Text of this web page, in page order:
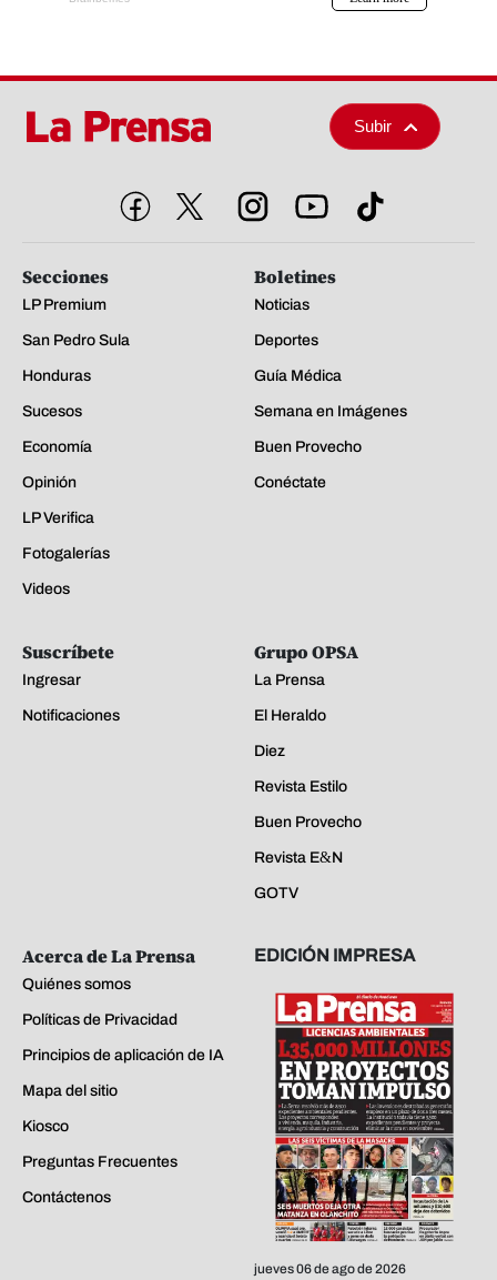
Subir
Secciones
LP Premium
San Pedro Sula
Honduras
Sucesos
Economía
Opinión
LP Verifica
Fotogalerías
Videos
Boletines
Noticias
Deportes
Guía Médica
Semana en Imágenes
Buen Provecho
Conéctate
Suscríbete
Ingresar
Notificaciones
Grupo OPSA
La Prensa
El Heraldo
Diez
Revista Estilo
Buen Provecho
Revista E&N
GOTV
Acerca de La Prensa
Quiénes somos
Políticas de Privacidad
Principios de aplicación de IA
Mapa del sitio
Kiosco
Preguntas Frecuentes
Contáctenos
EDICIÓN IMPRESA
jueves 06 de ago de 2026